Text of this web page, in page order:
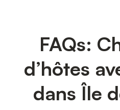
FAQs:
d’hôtes
dans Île